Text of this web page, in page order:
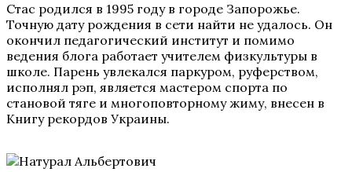
Стас родился в 1995 году в городе Запорожье.
Точную дату рождения в сети найти не удалось. Он
окончил педагогический институт и помимо
ведения блога работает учителем физкультуры в
школе. Парень увлекался паркуром, руферством,
исполнял рэп, является мастером спорта по
становой тяге и многоповторному жиму, внесен в
Книгу рекордов Украины.